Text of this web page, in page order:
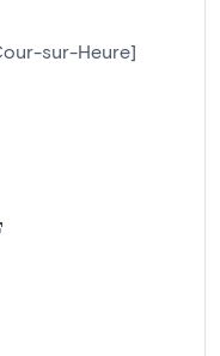
sur-Heure]